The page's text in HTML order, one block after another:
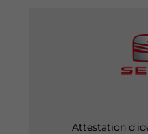
Attestation